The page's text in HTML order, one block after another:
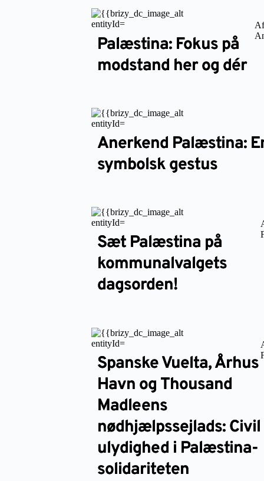
Palæstina: Fokus på
modstand her og dér
Anerkend Palæstina:
symbolsk gestus
Sæt Palæstina på
kommunalvalgets
dagsorden!
Spanske Vuelta, Århus
Havn og Thousand
Madleens
nødhjælpssejlads: Civil
ulydighed i Palæstina-
solidariteten